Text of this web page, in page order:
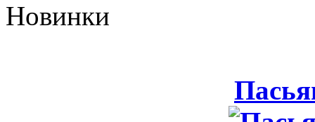
Новинки